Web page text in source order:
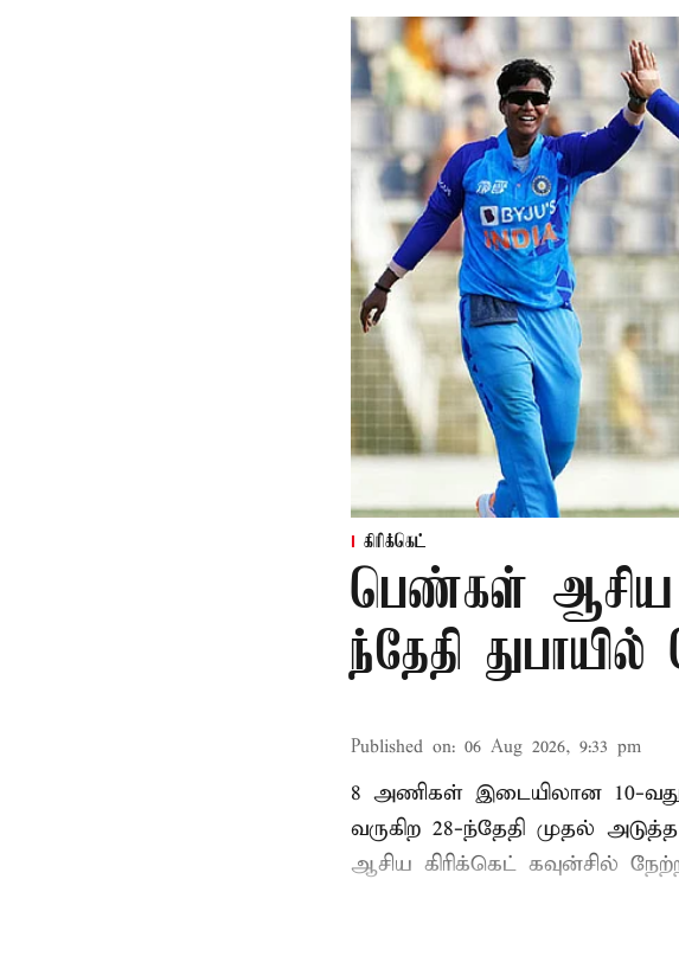
கிரிக்கெட்
பெண்கள் ஆசிய
ந்தேதி
Published on: 06 Aug 2026, 9:33 pm
8 அணிகள் இடையிலான 10-
வருகிற 28-ந்தேதி முதல்
ஆசிய கிரிக்கெட் கவுன்சில்